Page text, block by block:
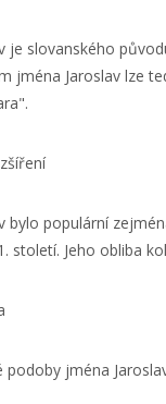
je slovanského
jména Jaroslav lze
bylo populární
století. Jeho obliba
jména